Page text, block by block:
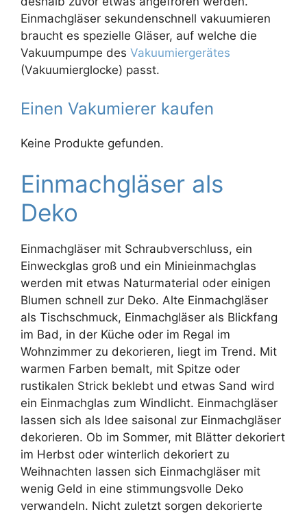
Einmachgläser sekundenschnell vakuumieren
braucht es spezielle Gläser, auf welche die
Vakuumpumpe des Vakuumiergerätes
(Vakuumierglocke) passt.
Einen Vakumierer kaufen
Keine Produkte gefunden.
Einmachgläser als
Deko
Einmachgläser mit Schraubverschluss, ein
Einweckglas groß und ein Minieinmachglas
werden mit etwas Naturmaterial oder einigen
Blumen schnell zur Deko. Alte Einmachgläser
als Tischschmuck, Einmachgläser als Blickfang
im Bad, in der Küche oder im Regal im
Wohnzimmer zu dekorieren, liegt im Trend. Mit
warmen Farben bemalt, mit Spitze oder
rustikalen Strick beklebt und etwas Sand wird
ein Einmachglas zum Windlicht. Einmachgläser
lassen sich als Idee saisonal zur Einmachgläser
dekorieren. Ob im Sommer, mit Blätter dekoriert
im Herbst oder winterlich dekoriert zu
Weihnachten lassen sich Einmachgläser mit
wenig Geld in eine stimmungsvolle Deko
verwandeln. Nicht zuletzt sorgen dekorierte